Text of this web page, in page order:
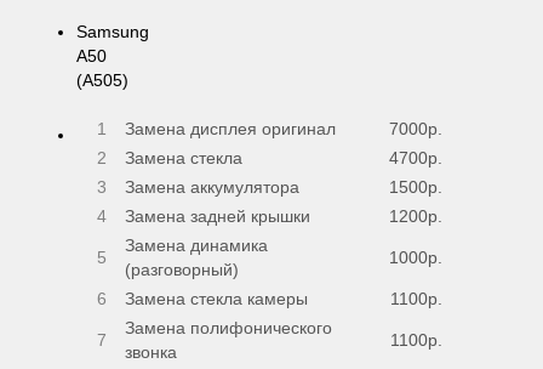
Samsung
A50
(A505)
1 Замена дисплея оригинал
7000р.
2
Замена стекла
4700р.
3
Замена аккумулятора
1500р.
4
Замена задней крышки 1200р.
5
Замена динамика
(разговорный)
1000р.
6 Замена стекла камеры 1100р.
7
Замена полифонического
звонка
1100р.